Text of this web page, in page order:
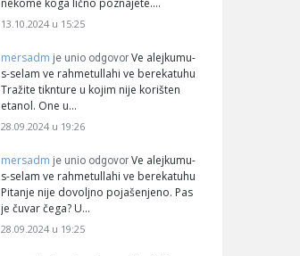
13.10.2024 u 15:25
mersadm je unio odgovor Ve alejkumu-
s-selam ve rahmetullahi ve berekatuhu
Tražite tiknture u kojim nije korišten
etanol. One u…
28.09.2024 u 19:26
mersadm je unio odgovor Ve alejkumu-
s-selam ve rahmetullahi ve berekatuhu
Pitanje nije dovoljno pojašenjeno. Pas
je čuvar čega? U…
28.09.2024 u 19:25